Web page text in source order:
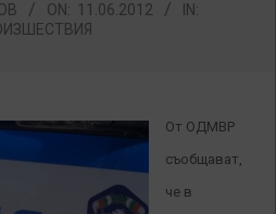
ON: 11.06.2012
IN:
От ОДМВР
съобщават,
че в